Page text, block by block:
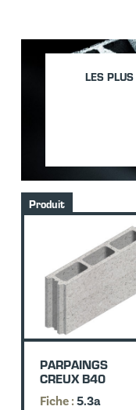
LES
Produit
PARPAINGS
CREUX B40
Fiche :5.3a